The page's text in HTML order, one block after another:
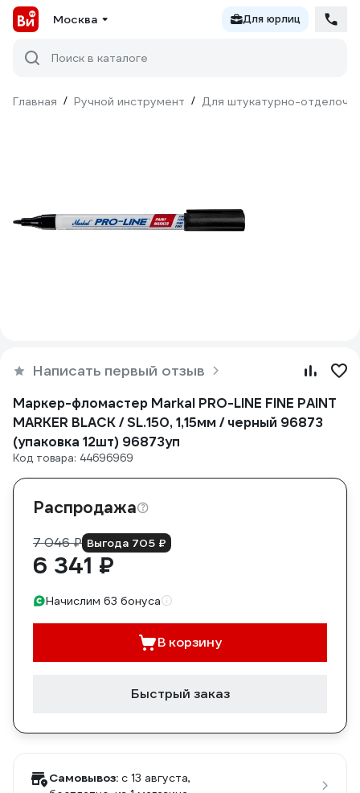
Москва Для юрлиц
Поиск в каталоге
Главная / Ручной инструмент / Для штукатурно-
Написать первый отзыв
Маркер-фломастер Markal PRO-LINE FINE PAINT
MARKER BLACK / SL.150, 1,15мм / черный 96873
(упаковка 12шт) 96873уп
Код товара: 44696969
Распродажа
7 046 ₽ Выгода 705 ₽
6 341 ₽
Начислим 63 бонуса
В корзину
Быстрый заказ
Самовывоз: c 13 августа,